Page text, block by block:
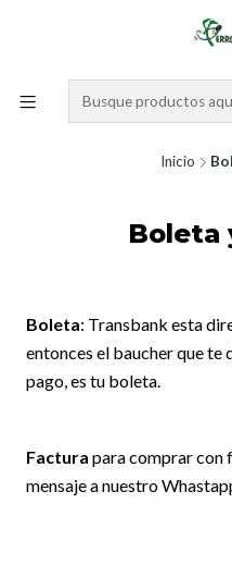
Inicio
Boleta
Boleta: Transbank esta
entonces el baucher que te
pago, es tu boleta.
Factura para comprar con
mensaje a nuestro